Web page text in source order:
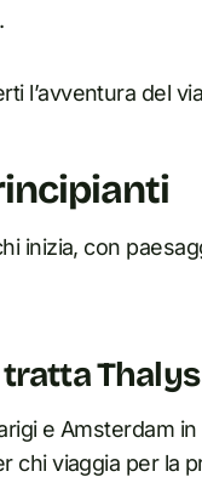
l’avventura del
inizia, con
Thalys
e Amsterdam
chi viaggia per la